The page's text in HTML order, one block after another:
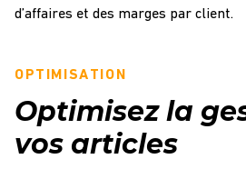
d’affaires et des marges par client.
OPTIMISATION
Optimisez la
vos articles